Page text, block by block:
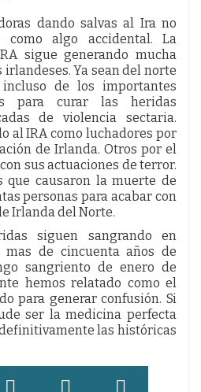
dando salvas al Ira no
como algo accidental. La
sigue generando mucha
Ya sean del norte
de los importantes
para curar las heridas
de violencia sectaria.
al IRA como luchadores por
de Irlanda. Otros por el
sus actuaciones de terror.
que causaron la muerte de
personas para acabar con
Irlanda del Norte.
siguen sangrando en
mas de cincuenta años de
sangriento de enero de
hemos relatado como el
para generar confusión. Si
ser la medicina perfecta
las históricas